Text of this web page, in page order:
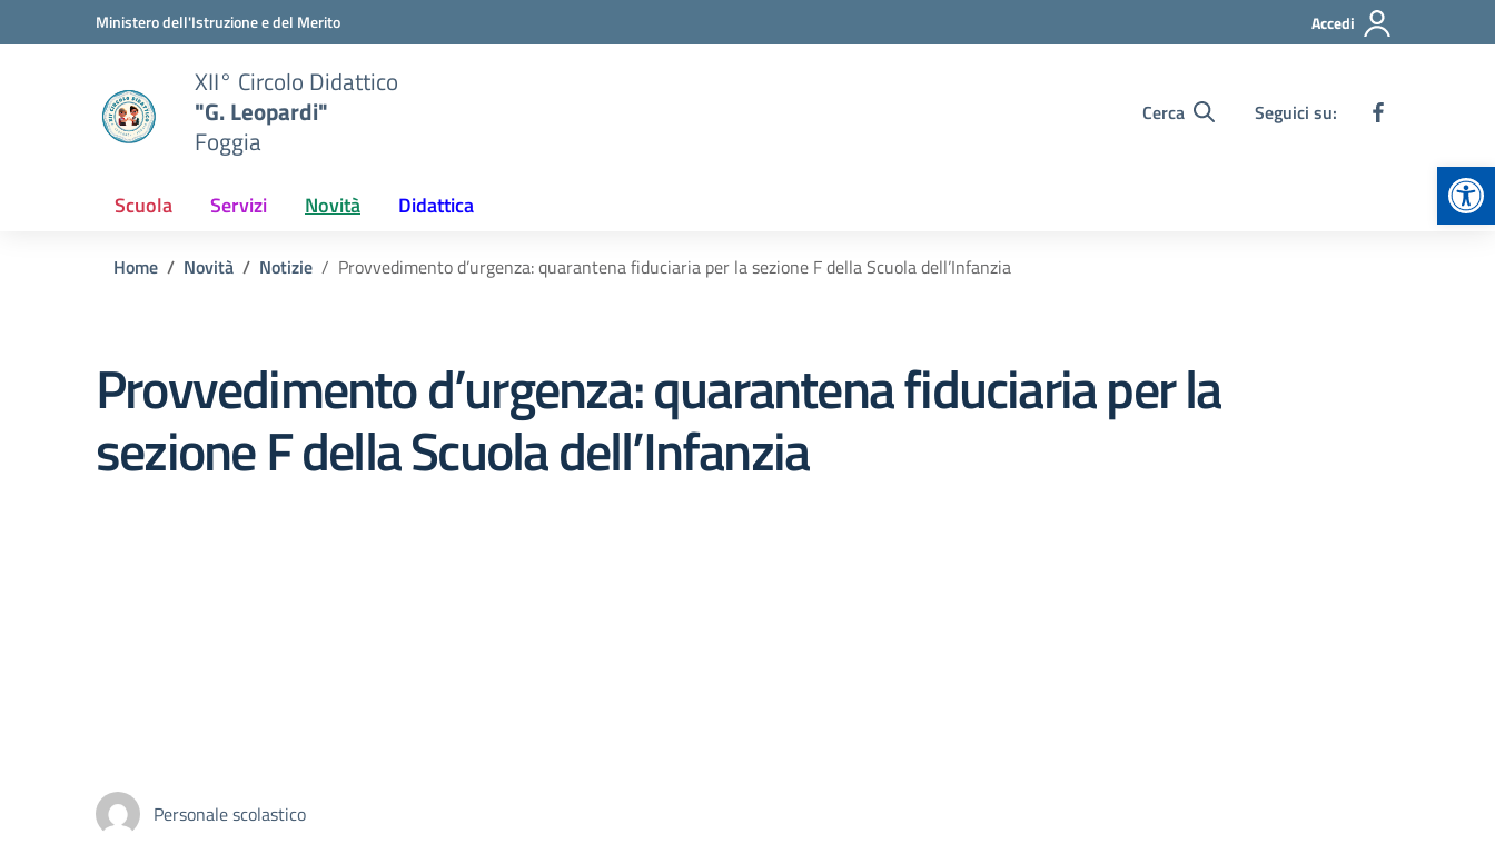
Vai ai contenuti
Vai al menu di navigazioneMinistero dell'Istruzione e del Merito Accedi
XII° Circolo Didattico
"G. Leopardi"
Foggia
Cerca Seguici su:
Scuola Servizi Novità Didattica
Home Novità Notizie Provvedimento d’urgenza: quarantena fiduciaria per la sezione F della Scuola dell’Infanzia
Provvedimento d’urgenza: quarantena fiduciaria per la
sezione F della Scuola dell’Infanzia
Personale scolastico